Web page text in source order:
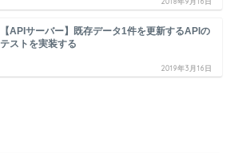
【APIサーバー】既存データ1件を更新するAPIの
テストを実装する
2019年3月16日